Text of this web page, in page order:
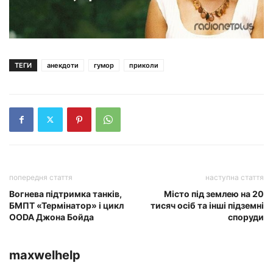
ТЕГИ анекдоти гумор приколи
попередня стаття
Вогнева підтримка танків,
БМПТ «Термінатор» і цикл
OODA Джона Бойда
наступна стаття
Місто під землею на 20
тисяч осіб та інші підземні
споруди
maxwelhelp